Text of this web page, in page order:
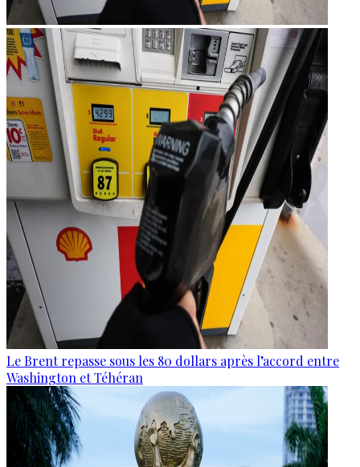
Le Brent repasse sous les 80 dollars après l’accord entre
Washington et Téhéran